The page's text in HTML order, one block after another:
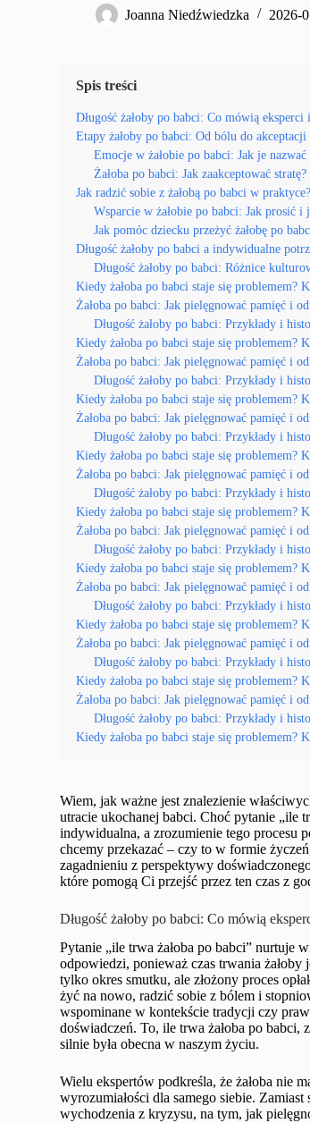
Joanna Niedźwiedzka 2026-
Spis treści
Długość żałoby po babci: Co mówią
Etapy żałoby po babci: Od bólu do akceptacji
Emocje w żałobie po babci: Jak je
Żałoba po babci: Jak zaakceptować stratę?
Jak radzić sobie z żałobą po babci w praktyce?
Wsparcie w żałobie po babci: Jak prosić i
Jak pomóc dziecku przeżyć żałobę po
Długość żałoby po babci a indywidualne
Długość żałoby po babci: Różnice
Kiedy żałoba po babci staje się problemem?
Żałoba po babci: Jak pielęgnować pamięć i
Długość żałoby po babci: Przykłady i
Kiedy żałoba po babci staje się problemem?
Żałoba po babci: Jak pielęgnować pamięć i
Długość żałoby po babci: Przykłady i
Kiedy żałoba po babci staje się problemem?
Żałoba po babci: Jak pielęgnować pamięć i
Długość żałoby po babci: Przykłady i
Kiedy żałoba po babci staje się problemem?
Żałoba po babci: Jak pielęgnować pamięć i
Długość żałoby po babci: Przykłady i
Kiedy żałoba po babci staje się problemem?
Żałoba po babci: Jak pielęgnować pamięć i
Długość żałoby po babci: Przykłady i
Kiedy żałoba po babci staje się problemem?
Żałoba po babci: Jak pielęgnować pamięć i
Długość żałoby po babci: Przykłady i
Kiedy żałoba po babci staje się problemem?
Żałoba po babci: Jak pielęgnować pamięć i
Długość żałoby po babci: Przykłady i
Kiedy żałoba po babci staje się problemem?
Żałoba po babci: Jak pielęgnować pamięć i
Długość żałoby po babci: Przykłady i
Kiedy żałoba po babci staje się problemem?
Wiem, jak ważne jest znalezienie
utracie ukochanej babci. Choć pytanie „ile
indywidualna, a zrozumienie tego procesu
chcemy przekazać – czy to w formie
zagadnieniu z perspektywy
które pomogą Ci przejść przez ten czas z
Długość żałoby po babci: Co mówią
Pytanie „ile trwa żałoba po babci” nurtuje
odpowiedzi, ponieważ czas trwania
tylko okres smutku, ale złożony proces
żyć na nowo, radzić sobie z bólem i
wspominane w kontekście tradycji czy
doświadczeń. To, ile trwa żałoba po babci,
silnie była obecna w naszym życiu.
Wielu ekspertów podkreśla, że żałoba nie
wyrozumiałości dla samego siebie.
wychodzenia z kryzysu, na tym, jak